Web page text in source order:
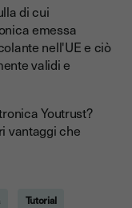
di cui
emessa
nell'UE e ciò
validi e
Youtrust?
vantaggi che
Tutorial